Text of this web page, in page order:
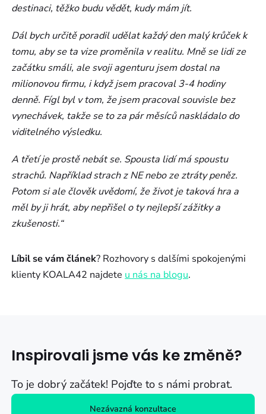
destinaci, těžko budu vědět, kudy mám jít.
Dál bych určitě poradil udělat každý den malý krůček k
tomu, aby se ta vize proměnila v realitu. Mně se lidi ze
začátku smáli, ale svoji agenturu jsem dostal na
milionovou firmu, i když jsem pracoval 3-4 hodiny
denně. Fígl byl v tom, že jsem pracoval souvisle bez
vynechávek, takže se to za pár měsíců naskládalo do
viditelného výsledku.
A třetí je prostě nebát se. Spousta lidí má spoustu
strachů. Například strach z NE nebo ze ztráty peněz.
Potom si ale člověk uvědomí, že život je taková hra a
měl by ji hrát, aby nepřišel o ty nejlepší zážitky a
zkušenosti.“
Líbil se vám článek? Rozhovory s dalšími spokojenými
klienty KOALA42 najdete u nás na blogu.
Inspirovali jsme vás ke změně?
To je dobrý začátek! Pojďte to s námi probrat.
Nezávazná konzultace